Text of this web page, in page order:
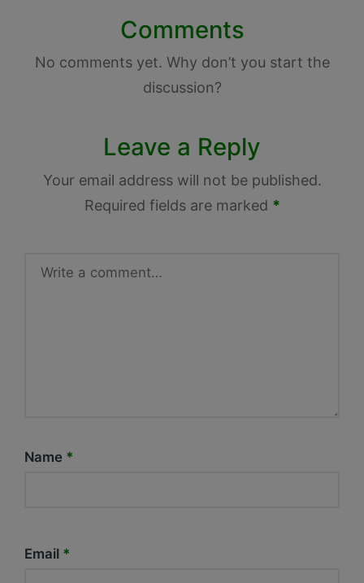
Comments
No comments yet. Why don’t you start the
discussion?
Leave a Reply
Your email address will not be published.
Required fields are marked *
Name *
Email *